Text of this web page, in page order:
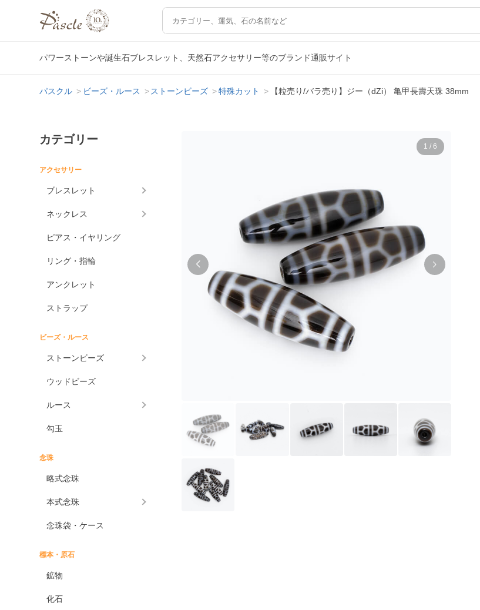
パワーストーンや誕生石ブレスレット、天然石アクセサリー等のブランド通販サイト
パスクル ビーズ・ルース ストーンビーズ 特殊カット 【粒売り/バラ売り】ジー（dZi） 亀甲長壽天珠 38mm
カテゴリー
アクセサリー
ブレスレット
ネックレス
ピアス・イヤリング
リング・指輪
アンクレット
ストラップ
ビーズ・ルース
ストーンビーズ
ウッドビーズ
ルース
勾玉
念珠
略式念珠
本式念珠
念珠袋・ケース
標本・原石
鉱物
化石
1 / 6